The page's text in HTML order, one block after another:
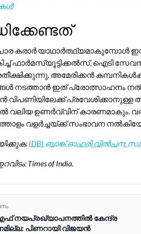
കരാർ യാഥാർത്ഥ്യമാകുമ്പോൾ
ഫാർമസ്യൂട്ടിക്കൽസ്, ഐടി
അമേരിക്കൻ
നടത്താൻ ഇത് പ്രോത്സാഹനം
വിപണിയിലേക്ക്
വലിയ ഉണർവ്വിന് കാരണമാകും.
വളർച്ചയ്ക്ക് സംഭാവന
IDBI ബാങ്ക് ഓഹരി വിൽപന:
Times of India.
നയപ്രഖ്യാപനത്തിൽ കേന്ദ്ര
പിണറായി വിജയൻ